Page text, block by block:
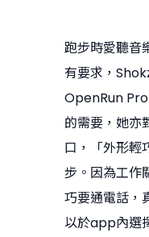
跑步時愛聽音
有要求，
OpenRun
的需要，她亦
口，「外形輕
步。因為工作
巧要通電話，
以於app內選